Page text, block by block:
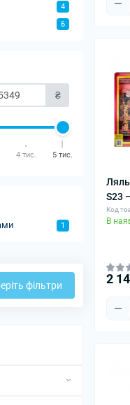
4
6
₴
4 тис. 5 тис.
1
фільтри
S23
Код
В
2